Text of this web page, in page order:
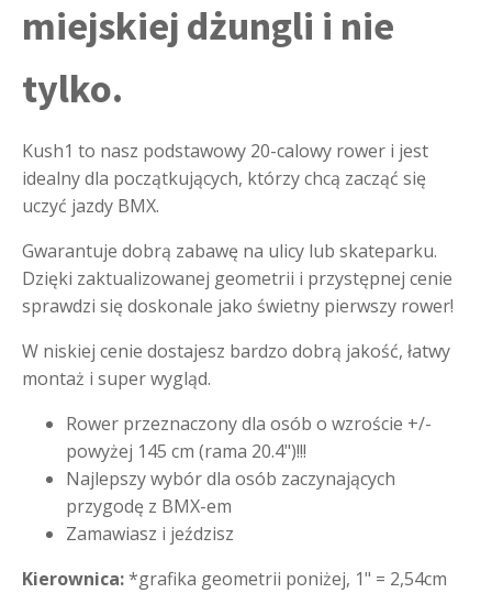
miejskiej dżungli i nie
tylko.
Kush1 to nasz podstawowy 20-calowy rower i jest
idealny dla początkujących, którzy chcą zacząć się
uczyć jazdy BMX.
Gwarantuje dobrą zabawę na ulicy lub skateparku.
Dzięki zaktualizowanej geometrii i przystępnej cenie
sprawdzi się doskonale jako świetny pierwszy rower!
W niskiej cenie dostajesz bardzo dobrą jakość, łatwy
montaż i super wygląd.
Rower przeznaczony dla osób o wzroście +/-
powyżej 145 cm (rama 20.4")!!!
Najlepszy wybór dla osób zaczynających
przygodę z BMX-em
Zamawiasz i jeździsz
Kierownica:*grafika geometrii poniżej, 1" = 2,54cm